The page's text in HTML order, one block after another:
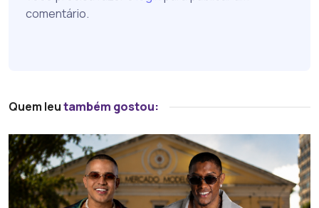
comentário.
Quem leutambém gostou: